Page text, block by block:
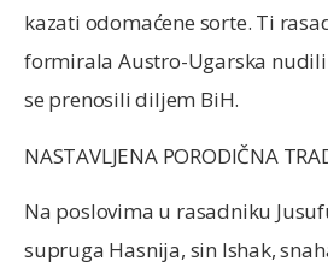
kazati odomaćene sorte. Ti
formirala Austro-Ugarska nudili
se prenosili diljem BiH.
NASTAVLJENA PORODIČNA
Na poslovima u rasadniku
supruga Hasnija, sin Ishak,